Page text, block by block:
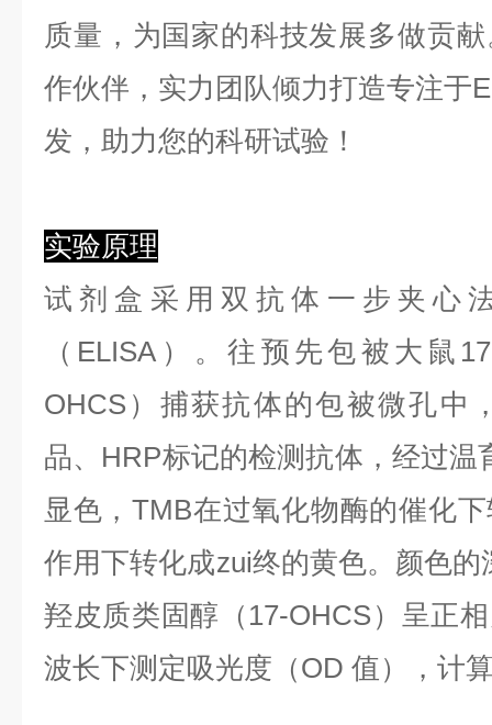
质量，为国家的科技发展多做贡
作伙伴，实力团队倾力打造专注于
发，助力您的科研试验！
实验原理
试剂盒采用双抗体一步夹心
（ELISA）。往预先包被大鼠
OHCS）捕获抗体的包被微孔中
品、HRP标记的检测抗体，经过温
显色，TMB在过氧化物酶的催化
作用下转化成zui终的黄色。颜色
羟皮质类固醇（17-OHCS）呈正
波长下测定吸光度（OD 值），计